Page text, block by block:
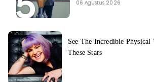
06 Agustus 2026